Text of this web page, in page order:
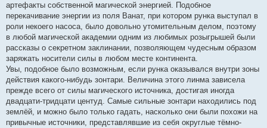
артефакты собственной магической энергией. Подобное
перекачивание энергии из поля Ванат, при котором рунка выступал в
роли некоего насоса, было довольно утомительным делом, поэтому
в любой магической академии одним из любимых розыгрышей были
рассказы о секретном заклинании, позволяющем чудесным образом
заряжать носители силы в любом месте континента.
Увы, подобное было возможным, если рунка оказывался внутри зоны
действия какого-нибудь зонтари. Величина этого линма зависела
прежде всего от силы магического источника, достигая иногда
двадцати-тридцати центуд. Самые сильные зонтари находились под
землёй, и можно было только гадать, насколько они были похожи на
привычные источники, представлявшие из себя округлые тёмно-